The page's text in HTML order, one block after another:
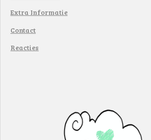
Extra Informatie
Contact
Reacties